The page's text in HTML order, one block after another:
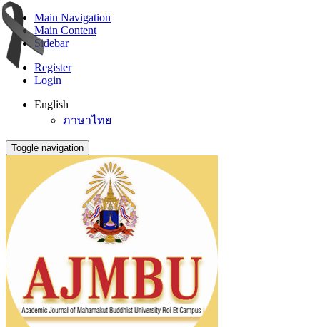
Main Navigation
Main Content
Sidebar
Register
Login
English
ภาษาไทย
Toggle navigation